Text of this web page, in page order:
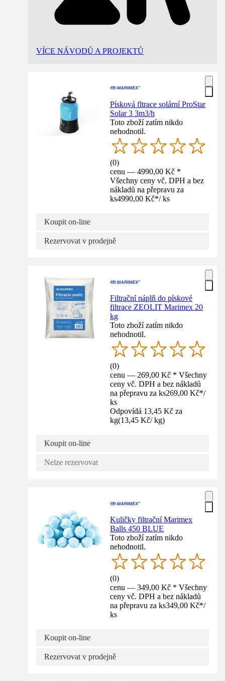
VÍCE NÁVODŮ A PROJEKTŮ
Písková fltrace solární ProStar
Solar 3 3m3/h
Toto zboží zatím nikdo
nehodnotil.
(0)
cenu — 4990,00 Kč *
Všechny ceny vč. DPH a bez
nákladů na přepravu za
ks4990,00 Kč*/ ks
Koupit on-line
Rezervovat v prodejně
Filtrační náplň do pískové
filtrace ZEOLIT Marimex 20
kg
Toto zboží zatím nikdo
nehodnotil.
(0)
cenu — 269,00 Kč * Všechny
ceny vč. DPH a bez nákladů
na přepravu za ks269,00 Kč*/
ks
Odpovídá 13,45 Kč za
kg(13,45 Kč/ kg)
Koupit on-line
Nelze rezervovat
Kuličky filtrační Marimex
Balls 450 BLUE
Toto zboží zatím nikdo
nehodnotil.
(0)
cenu — 349,00 Kč * Všechny
ceny vč. DPH a bez nákladů
na přepravu za ks349,00 Kč*/
ks
Koupit on-line
Rezervovat v prodejně